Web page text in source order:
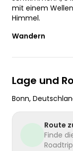
mit einem
Himmel.
Wandern
Lage und
Bonn,
Route
Finde